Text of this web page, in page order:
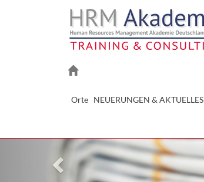
Orte NEUERUNGEN & AKTUELLES